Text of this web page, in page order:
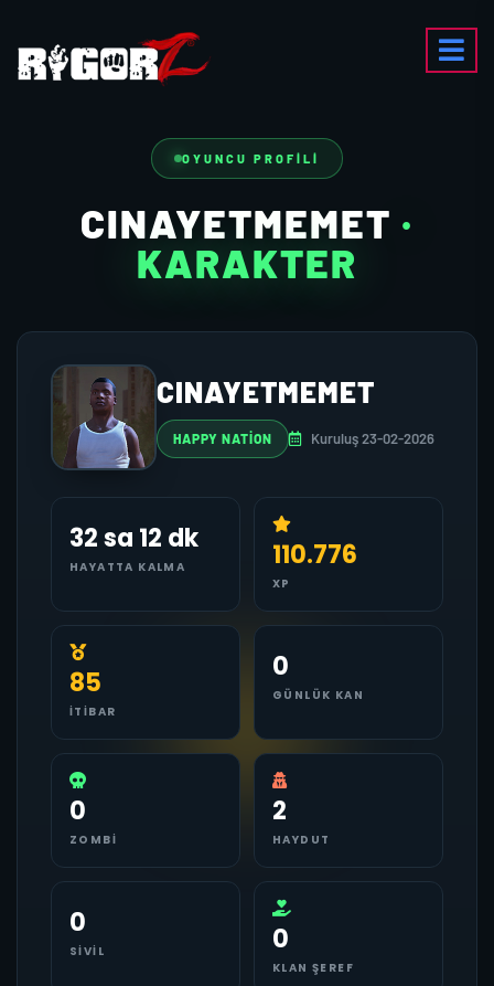
OYUNCU PROFILI
CINAYETMEMET ·
KARAKTER
CINAYETMEMET
HAPPY NATİON Kuruluş 23-02-2026
32 sa 12 dk
HAYATTA KALMA 110.776
XP
85
İTIBAR
0
GÜNLÜK KAN
0
ZOMBI
2
HAYDUT
0
SIVIL 0
KLAN ŞEREF